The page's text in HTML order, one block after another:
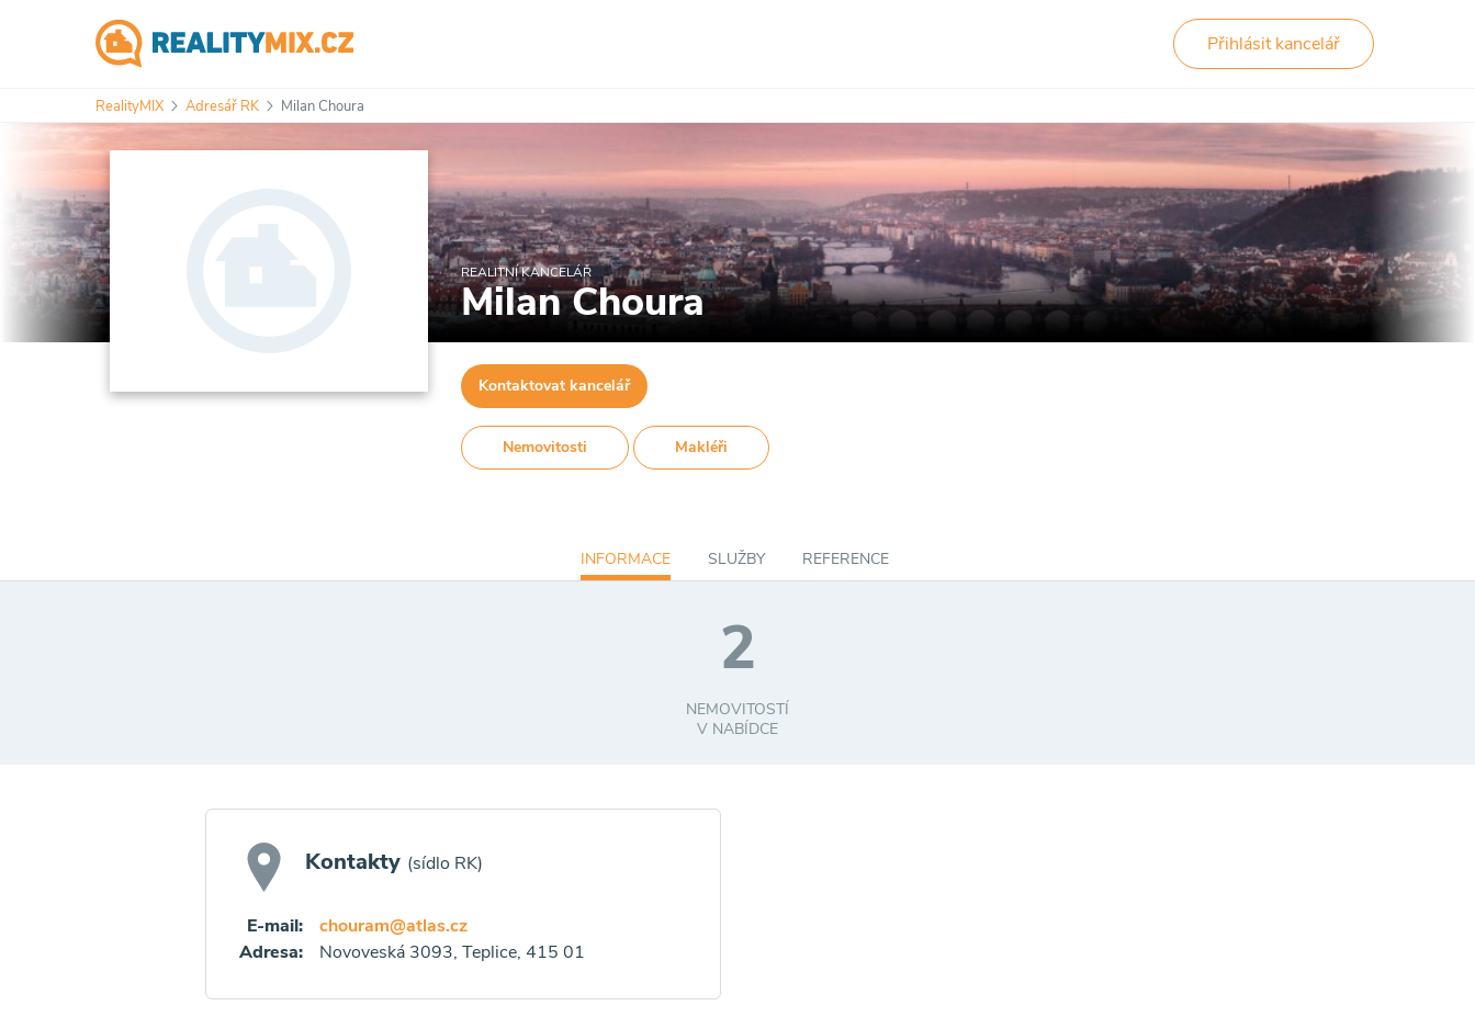
Přihlásit kancelář
RealityMIX Adresář RK Milan Choura
REALITNÍ KANCELÁŘ
Milan Choura
Kontaktovat kancelář
Nemovitosti Makléři
INFORMACE SLUŽBY REFERENCE
2
NEMOVITOSTÍ
V NABÍDCE
Kontakty (sídlo RK)
E-mail:
chouram@atlas.cz
Adresa:
Novoveská 3093, Teplice, 415 01